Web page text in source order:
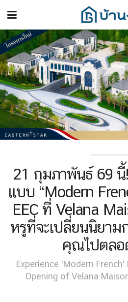
21 กุมภาพันธ์ 69
แบบ “Modern
EEC ที่ Velana
หรูที่จะเปลี่ยนนิยาม
คุณไปตลอ
Experience 'Modern French'
Opening of Velana